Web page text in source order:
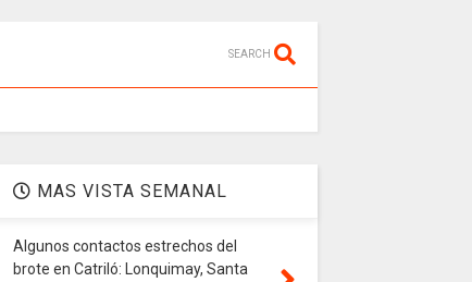
SEARCH
MAS VISTA SEMANAL
Algunos contactos estrechos del
brote en Catriló: Lonquimay, Santa